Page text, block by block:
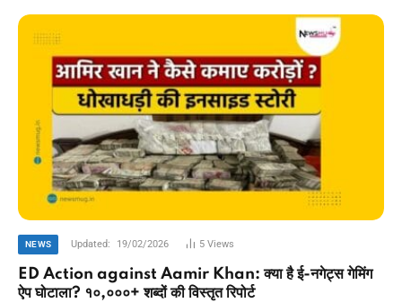
NEWS Updated: 19/02/2026 5Views
ED Action against Aamir Khan: क्या है ई-नगेट्स गेमिंग
ऐप घोटाला? १०,०००+ शब्दों की विस्तृत रिपोर्ट